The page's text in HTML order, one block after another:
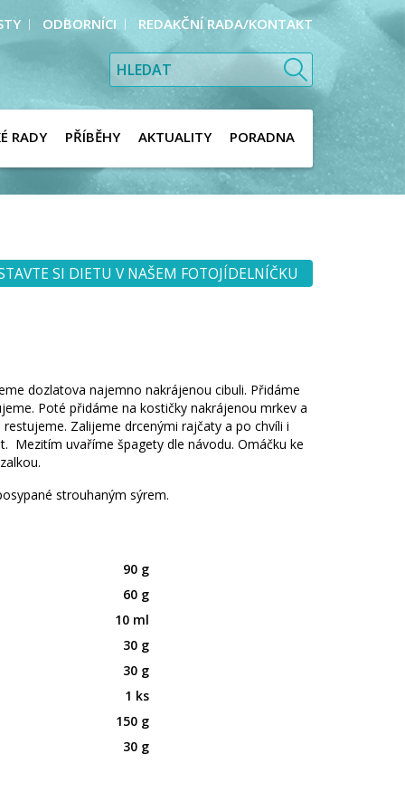
ODBORNÍCI REDAKČNÍ RADA/KONTAKT
RADY PŘÍBĚHY AKTUALITY PORADNA
SI DIETU V NAŠEM FOTOJÍDELNÍČKU
dozlatova najemno nakrájenou cibuli. Přidáme
Poté přidáme na kostičky nakrájenou mrkev a
Zalijeme drcenými rajčaty a po chvíli i
Mezitím uvaříme špagety dle návodu. Omáčku ke
strouhaným sýrem.
90 g
60 g
10 ml
30 g
30 g
1 ks
150 g
30 g